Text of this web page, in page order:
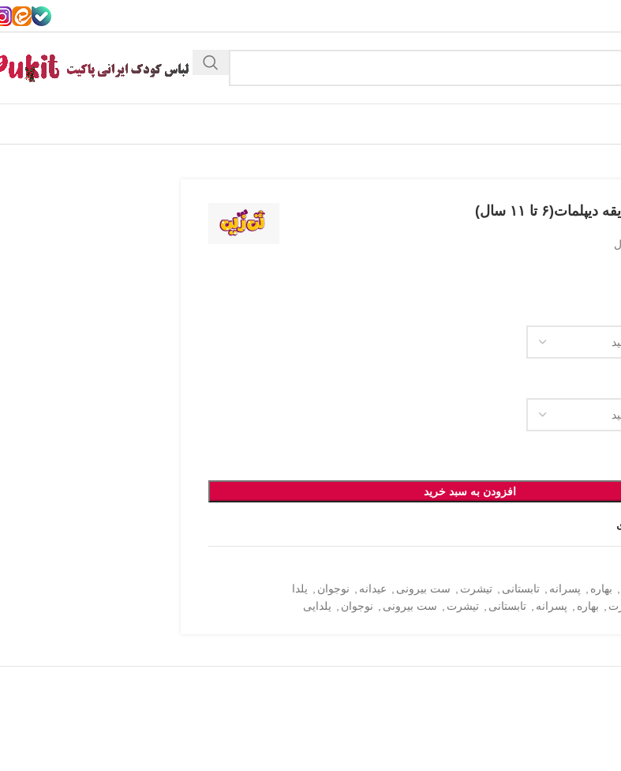
تا ۱۱ سال)
افزودن به سبد خرید
بهاره پسرانه تابستانی تیشرت ست بیرونی عیدانه نوجوان
یلدا
بهاره پسرانه تابستانی تیشرت ست بیرونی نوجوان یلدایی